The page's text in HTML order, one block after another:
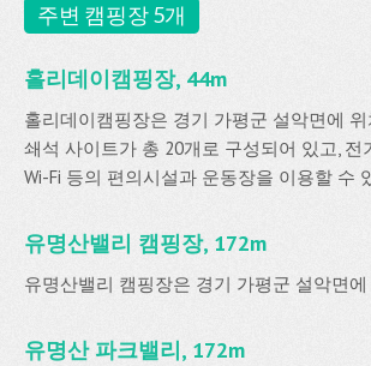
주변 캠핑장 5개
홀리데이캠핑장, 44m
홀리데이캠핑장은 경기 가평군 설악면에
쇄석 사이트가 총 20개로 구성되어 있고, 전
Wi-Fi 등의 편의시설과 운동장을 이용할 수
유명산밸리 캠핑장, 172m
유명산밸리 캠핑장은 경기 가평군 설악면
유명산 파크밸리, 172m